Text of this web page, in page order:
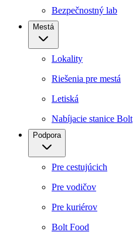
Bezpečnostný lab
Mestá
Lokality
Riešenia pre mestá
Letiská
Nabíjacie stanice Bolt
Podpora
Pre cestujúcich
Pre vodičov
Pre kuriérov
Bolt Food